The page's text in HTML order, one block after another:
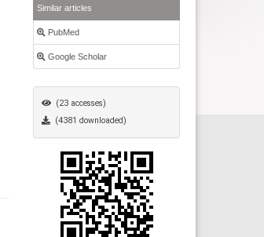
Similar articles
PubMed
Google Scholar
(23 accesses)
(4381 downloaded)